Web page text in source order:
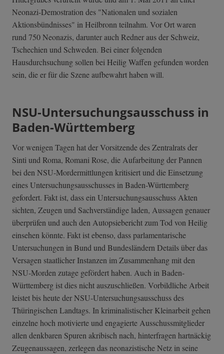
Neonazi-Demostration des "Nationalen und sozialen
Aktionsbündnisses" in Heilbronn teilnahm. Vor Ort waren
rund 750 Neonazis, darunter auch Redner aus der Schweiz,
Tschechien und Schweden. Bei einer folgenden
Hausdurchsuchung sollen bei Heilig Waffen gefunden worden
sein, die er für die Szene aufbewahrt haben will.
NSU-Untersuchungsausschuss in
Baden-Württemberg
Vor wenigen Tagen hat der Vorsitzende des Zentralrats der
Sinti und Roma, Romani Rose, die Aufarbeitung der Pannen
bei den NSU-Mordermittlungen kritisiert und die Einsetzung
eines Untersuchungsausschusses in Baden-Württemberg
gefordert. Fakt ist, dass ein Untersuchungsausschuss Akten
sichten, Zeugen und Sachverständige laden, Aussagen genauer
überprüfen und auch den Autopsiebericht zum Tod von Heilig
einsehen könnte. Fakt ist ebenso, dass parlamentarische
Untersuchungen in Bund und Bundesländern Details über das
Versagen staatlicher Instanzen im Zusammenhang mit den
NSU-Morden zutage gefördert haben. Auch in Baden-
Württemberg ist dies nicht auszuschließen. Vorbildliche Arbeit
leistet bis heute der NSU-Untersuchungsausschuss des
Thüringischen Landtags. In kriminalistischer Kleinarbeit gehen
einzelne hoch motivierte und engagierte Ausschussmitglieder
allen denkbaren Spuren akribisch nach, hinterfragen hartnäckig
Zeugenaussagen, zerlegen das neonazistische Netz in seine